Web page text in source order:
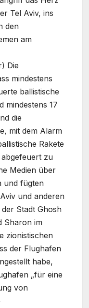
Tel Aviv, ins
den
am
Die
mindestens
ballistische
mindestens 17
die
mit dem Alarm
Rakete
zu
Medien über
und fügten
und anderen
Stadt Ghosh
Sharon im
zionistischen
der Flughafen
habe,
„für eine
von